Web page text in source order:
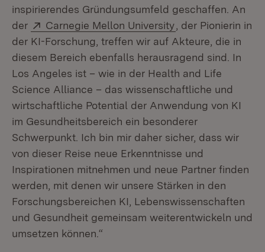
inspirierendes Gründungsumfeld geschaffen. An
der
Extern:
Carnegie Mellon University (Öffnet in neuem
, der Pionierin in
der KI-Forschung, treffen wir auf Akteure, die in
diesem Bereich ebenfalls herausragend sind. In
Los Angeles ist – wie in der Health and Life
Science Alliance – das wissenschaftliche und
wirtschaftliche Potential der Anwendung von KI
im Gesundheitsbereich ein besonderer
Schwerpunkt. Ich bin mir daher sicher, dass wir
von dieser Reise neue Erkenntnisse und
Inspirationen mitnehmen und neue Partner finden
werden, mit denen wir unsere Stärken in den
Forschungsbereichen KI, Lebenswissenschaften
und Gesundheit gemeinsam weiterentwickeln und
umsetzen können.“